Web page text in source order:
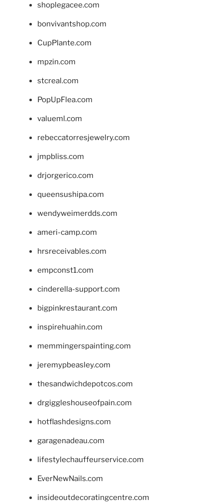
shoplegacee.com
bonvivantshop.com
CupPlante.com
mpzin.com
stcreal.com
PopUpFlea.com
valueml.com
rebeccatorresjewelry.com
jmpbliss.com
drjorgerico.com
queensushipa.com
wendyweimerdds.com
ameri-camp.com
hrsreceivables.com
empconst1.com
cinderella-support.com
bigpinkrestaurant.com
inspirehuahin.com
memmingerspainting.com
jeremypbeasley.com
thesandwichdepotcos.com
drgiggleshouseofpain.com
hotflashdesigns.com
garagenadeau.com
lifestylechauffeurservice.com
EverNewNails.com
insideoutdecoratingcentre.com